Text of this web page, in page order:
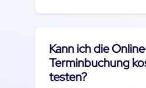
Kann ich die
Terminbuchung
testen?